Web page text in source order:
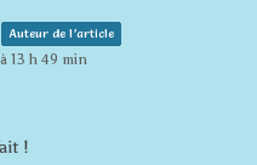
Auteur de l’article
13 h 49 min
!